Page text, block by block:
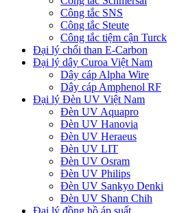
Công tắc SNS
Công tắc Steute
Công tắc tiệm cận Turck
Đại lý chổi than E-Carbon
Đại lý dây Curoa Việt Nam
Dây cáp Alpha Wire
Dây cáp Amphenol RF
Đại lý Đèn UV Việt Nam
Đèn UV Aquapro
Đèn UV Hanovia
Đèn UV Heraeus
Đèn UV LIT
Đèn UV Osram
Đèn UV Philips
Đèn UV Sankyo Denki
Đèn UV Shann Chih
Đại lý đồng hồ áp suất